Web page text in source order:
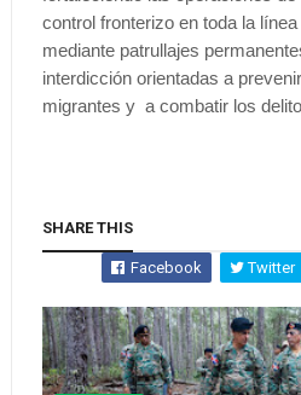
control fronterizo en toda la
mediante patrullajes
interdicción orientadas a
migrantes y a combatir los
SHARE THIS
Facebook Twitter